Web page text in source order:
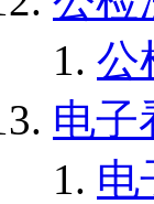
公
电子
电